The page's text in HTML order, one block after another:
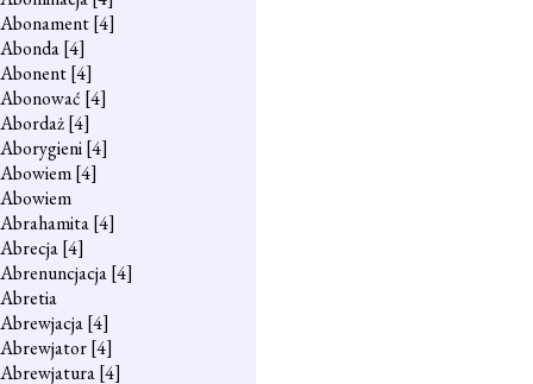
Abonament[4]
Abonda[4]
Abonent[4]
Abonować [4]
Abordaż[4]
Aborygieni[4]
Abowiem[4]
Abowiem
Abrahamita[4]
Abrecja[4]
Abrenuncjacja[4]
Abretia
Abrewjacja[4]
Abrewjator[4]
Abrewjatura[4]